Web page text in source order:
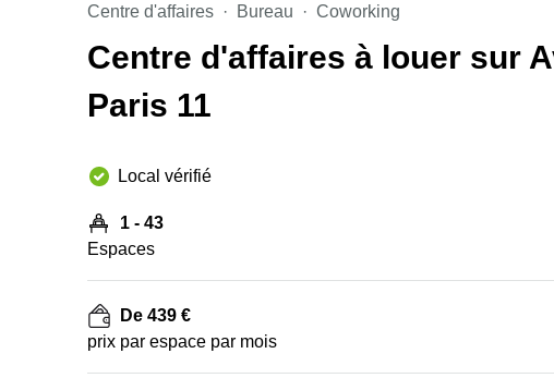
Centre d'affaires Bureau Coworking
Centre d'affaires à louer sur
Paris 11
Local vérifié
1 - 43
Espaces
De 439 €
prix par espace par mois